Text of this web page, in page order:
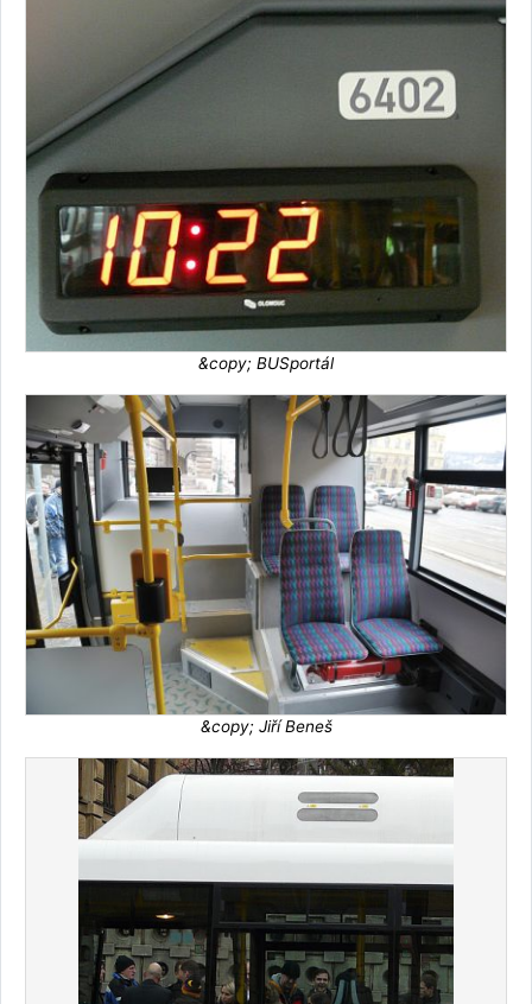
&copy; BUSportál
&copy; Jiří Beneš